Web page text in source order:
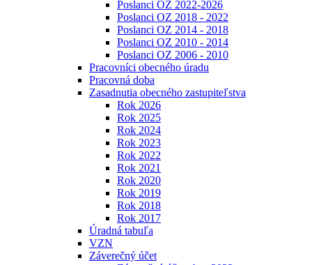
Poslanci OZ 2022-2026
Poslanci OZ 2018 - 2022
Poslanci OZ 2014 - 2018
Poslanci OZ 2010 - 2014
Poslanci OZ 2006 - 2010
Pracovníci obecného úradu
Pracovná doba
Zasadnutia obecného zastupiteľstva
Rok 2026
Rok 2025
Rok 2024
Rok 2023
Rok 2022
Rok 2021
Rok 2020
Rok 2019
Rok 2018
Rok 2017
Úradná tabuľa
VZN
Záverečný účet